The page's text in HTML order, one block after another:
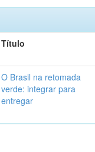
Título
O Brasil na retomada
verde: integrar para
entregar